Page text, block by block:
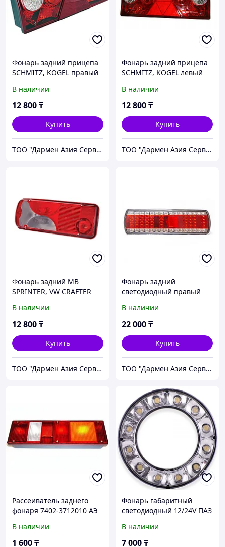
Фонарь задний прицепа
SCHMITZ, KOGEL правый
В наличии
12 800₸
Купить
ТОО "Дармен Азия Сервис"
Фонарь задний прицепа
SCHMITZ, KOGEL левый
В наличии
12 800₸
Купить
ТОО "Дармен Азия Сервис"
Фонарь задний МВ
SPRINTER, VW CRAFTER
В наличии
12 800₸
Купить
ТОО "Дармен Азия Сервис"
Фонарь задний
светодиодный правый
КамАЗ, МАЗ 112.08.69-02-
TRS AE
В наличии
22 000₸
Купить
ТОО "Дармен Азия Сервис"
Рассеиватель заднего
фонаря 7402-3712010 АЭ
В наличии
1 600₸
Фонарь габаритный
светодиодный 12/24V ПАЗ
В наличии
7 000₸